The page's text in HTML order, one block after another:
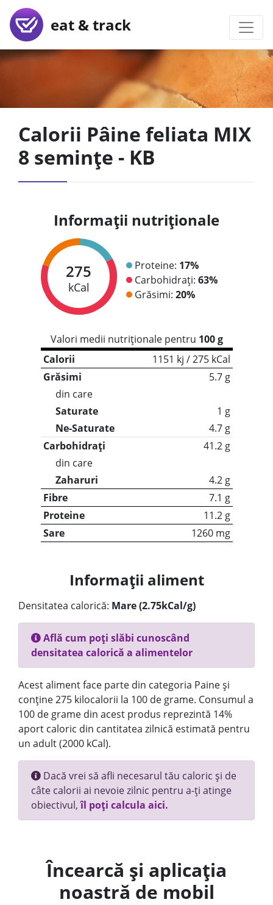
eat & track
Calorii Pâine feliata MIX
8 semințe - KB
Informații nutriționale
275
kCal
Proteine: 17%
Carbohidrați: 63%
Grăsimi: 20%
Valori medii nutriționale pentru 100 g
Calorii
1151 kj / 275 kCal
Grăsimi
5.7 g
din care
Saturate
1 g
Ne-Saturate
4.7 g
Carbohidrați
41.2 g
din care
Zaharuri
4.2 g
Fibre
7.1 g
Proteine
11.2 g
Sare
1260 mg
Informații aliment
Densitatea calorică: Mare (2.75kCal/g)
Află cum poți slăbi cunoscând
densitatea calorică a alimentelor
Acest aliment face parte din categoria Paine și
conține 275 kilocalorii la 100 de grame. Consumul a
100 de grame din acest produs reprezintă 14%
aport caloric din cantitatea zilnică estimată pentru
un adult (2000 kCal).
Dacă vrei să afli necesarul tău caloric și de
câte calorii ai nevoie zilnic pentru a-ți atinge
obiectivul,îl poți calcula aici.
Încearcă și aplicația
noastră de mobil